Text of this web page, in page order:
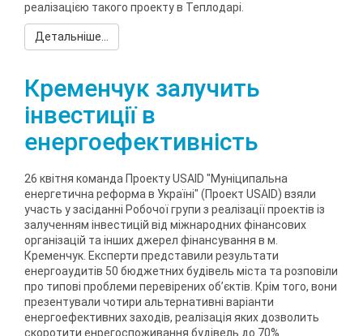
реалізацією такого проекту в Теплодарі.
Детальніше...
Кременчук залучить
інвестиції в
енергоефективність
26 квітня команда Проекту USAID "Муніципальна
енергетична реформа в Україні" (Проект USAID) взяли
участь у засіданні Робочої групи з реалізації проектів із
залученням інвестицій від міжнародних фінансових
організацій та інших джерел фінансування в м.
Кременчук. Експерти представили результати
енергоаудитів 50 бюджетних будівель міста та розповіли
про типові проблеми перевірених об’єктів. Крім того, вони
презентували чотири альтернативні варіанти
енергоефективних заходів, реалізація яких дозволить
скоротити енрегоспоживання будівель до 70%.